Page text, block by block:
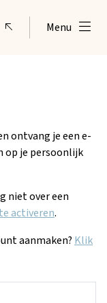
Menu
ontvang je een e-
op je persoonlijk
niet over een
activeren.
aanmaken? Klik